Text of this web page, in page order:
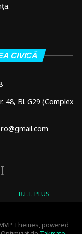
CIVICĂ
48, Bl. G29 (Complex
R.E.I. PLUS
Themes, powered